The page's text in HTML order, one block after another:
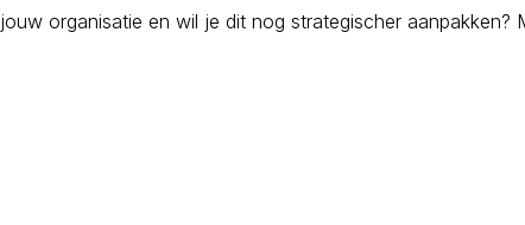
organisatie en wil je dit nog strategischer